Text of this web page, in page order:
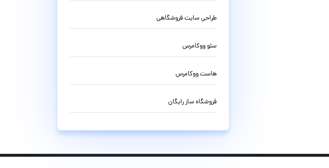
طراحی سایت فروشگاهی
سئو ووکامرس
هاست ووکامرس
فروشگاه ساز رایگان